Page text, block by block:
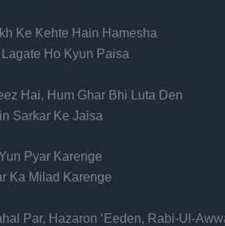
Ke Kehte Hain Hamesha
Ho Kyun Paisa
Hai, Hum Ghar Bhi Luta Den
Sarkar Ke Jaisa
Pyar Karenge
Ka Milad Karenge
Par, Hazaron ‘Eeden, Rabi-Ul-